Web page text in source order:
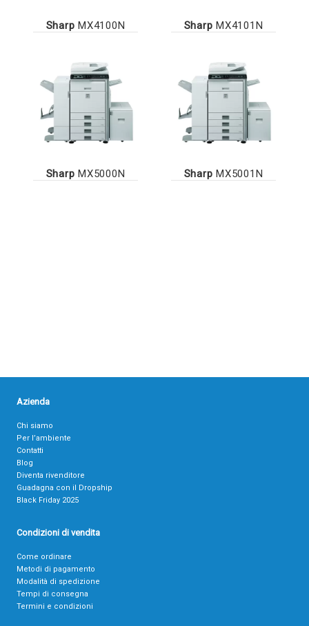
Sharp MX4100N Sharp MX4101N
Sharp MX5000N Sharp MX5001N
Azienda
Chi siamo
Per l’ambiente
Contatti
Blog
Diventa rivenditore
Guadagna con il Dropship
Black Friday 2025
Condizioni di vendita
Come ordinare
Metodi di pagamento
Modalità di spedizione
Tempi di consegna
Termini e condizioni